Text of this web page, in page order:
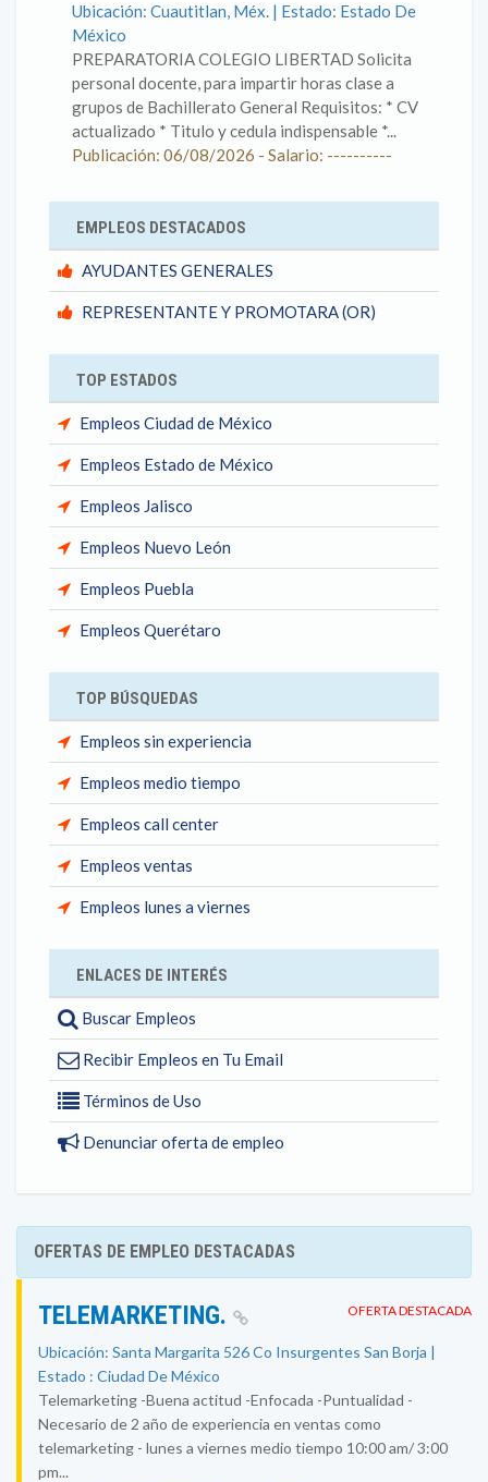
Ubicación: Cuautitlan, Méx. | Estado: Estado De
México
PREPARATORIA COLEGIO LIBERTAD Solicita
personal docente, para impartir horas clase a
grupos de Bachillerato General Requisitos: * CV
actualizado * Titulo y cedula indispensable *...
Publicación: 06/08/2026 - Salario: ----------
EMPLEOS DESTACADOS
AYUDANTES GENERALES
REPRESENTANTE Y PROMOTARA (OR)
TOP ESTADOS
Empleos Ciudad de México
Empleos Estado de México
Empleos Jalisco
Empleos Nuevo León
Empleos Puebla
Empleos Querétaro
TOP BÚSQUEDAS
Empleos sin experiencia
Empleos medio tiempo
Empleos call center
Empleos ventas
Empleos lunes a viernes
ENLACES DE INTERÉS
Buscar Empleos
Recibir Empleos en Tu Email
Términos de Uso
Denunciar oferta de empleo
OFERTAS DE EMPLEO DESTACADAS
OFERTA DESTACADA
TELEMARKETING.
Ubicación: Santa Margarita 526 Co Insurgentes San Borja |
Estado : Ciudad De México
Telemarketing -Buena actitud -Enfocada -Puntualidad -
Necesario de 2 año de experiencia en ventas como
telemarketing - lunes a viernes medio tiempo 10:00 am/ 3:00
pm...